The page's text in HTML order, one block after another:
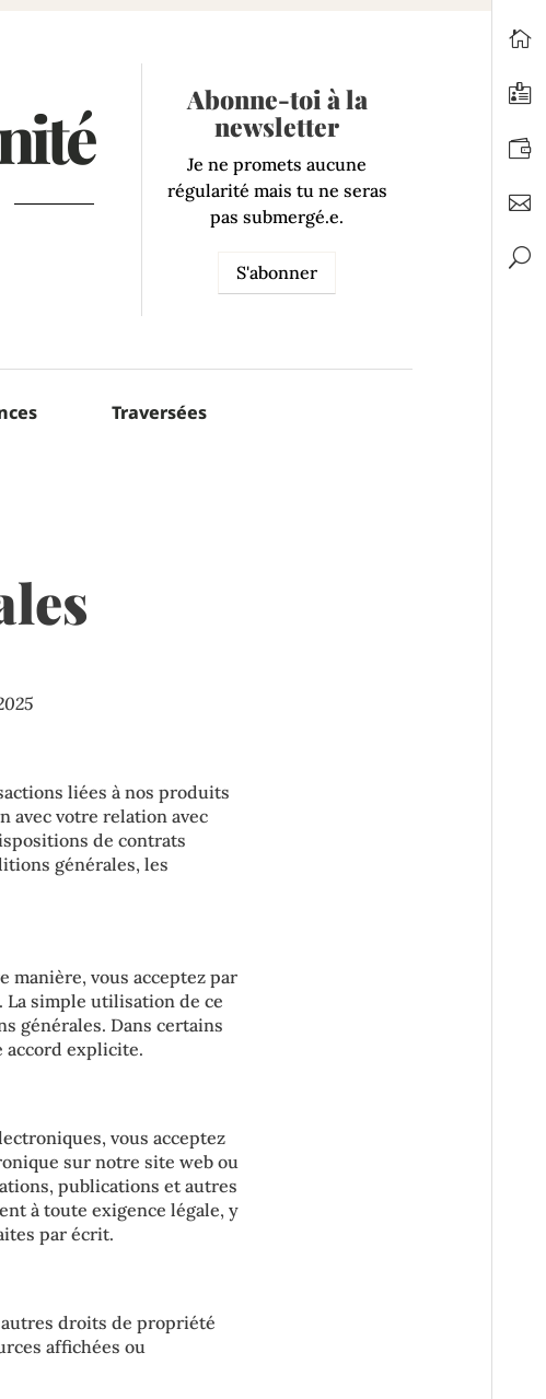
Abonne-toi à la
newsletter
Je ne promets aucune
régularité mais tu ne seras
pas submergé.e.
S'abonner
Traversées
liées à nos produits
avec votre relation avec
de contrats
générales, les
manière, vous acceptez par
La simple utilisation de ce
générales. Dans certains
accord explicite.
vous acceptez
sur notre site web ou
publications et autres
à toute exigence légale, y
par écrit.
droits de propriété
affichées ou